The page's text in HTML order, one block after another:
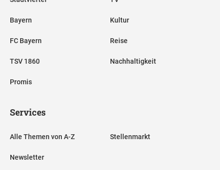
Bayern
FC Bayern
TSV 1860
Promis
Kultur
Reise
Nachhaltigkeit
Services
Alle Themen von A-Z
Newsletter
Stellenmarkt